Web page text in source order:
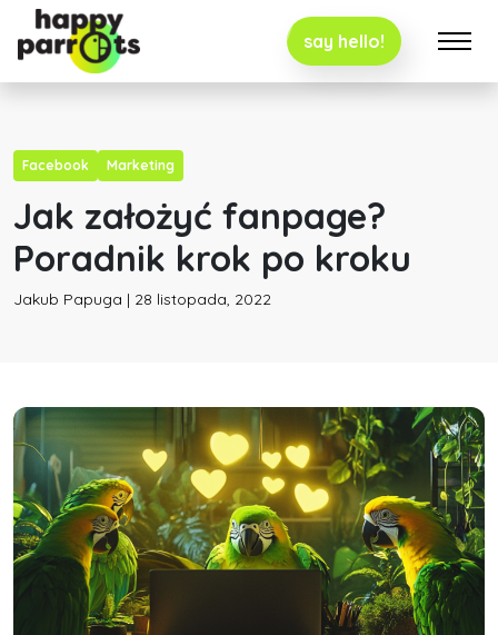
say hello!
Facebook Marketing
Jak założyć fanpage?
Poradnik krok po kroku
Jakub Papuga | 28 listopada, 2022